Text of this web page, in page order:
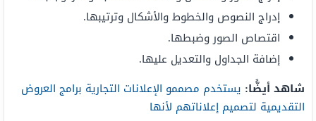
إدراج النصوص والخطوط والأشكال وترتيبها.
اقتصاص الصور وضبطها.
إضافة الجداول والتعديل عليها.
شاهد أيضًّا: يستخدم مصممو الإعلانات التجارية برامج العروض
التقديمية لتصميم إعلاناتهم لأنها